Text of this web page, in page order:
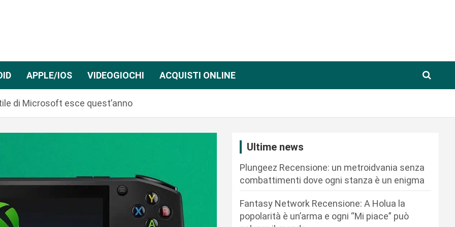
APPLE/IOS VIDEOGIOCHI ACQUISTI ONLINE
di Microsoft esce quest’anno
Ultime news
Plungeez Recensione: un metroidvania senza
combattimenti dove ogni stanza è un enigma
Fantasy Network Recensione: A Holua la
popolarità è un’arma e ogni “Mi piace” può